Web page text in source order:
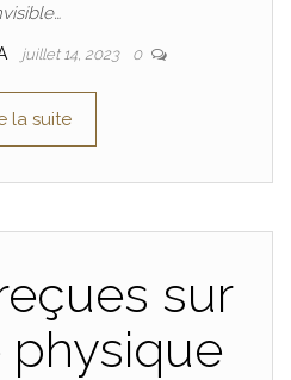
juillet 14, 2023 0
la suite
sur
physique